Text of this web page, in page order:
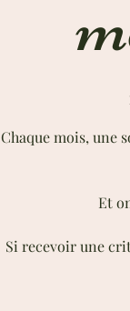
Chaque mois, une
Et
Si recevoir une